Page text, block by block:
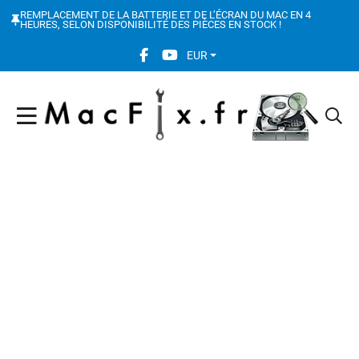
REMPLACEMENT DE LA BATTERIE ET DE L’ÉCRAN DU MAC EN 4
HEURES, SELON DISPONIBILITÉ DES PIÈCES EN STOCK !
FACEBOOK SOCIAL LINK
YOUTUBE SOCIAL LINK
EUR